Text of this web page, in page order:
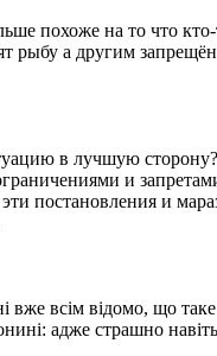
похоже на то что кто-
рыбу а другим
в лучшую
и
постановления и
вже всім відомо, що
адже страшно